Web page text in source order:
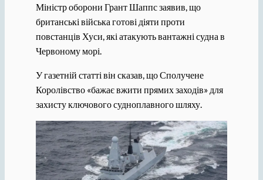
Міністр оборони Грант Шаппс заявив, що
британські війська готові діяти проти
повстанців Хуси, які атакують вантажні судна в
Червоному морі.
У газетній статті він сказав, що Сполучене
Королівство «бажає вжити прямих заходів» для
захисту ключового судноплавного шляху.